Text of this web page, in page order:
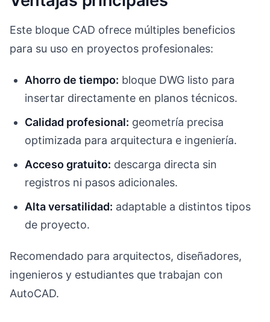
Este bloque CAD ofrece múltiples beneficios
para su uso en proyectos profesionales:
Ahorro de tiempo: bloque DWG listo para
insertar directamente en planos técnicos.
Calidad profesional: geometría precisa
optimizada para arquitectura e ingeniería.
Acceso gratuito: descarga directa sin
registros ni pasos adicionales.
Alta versatilidad: adaptable a distintos tipos
de proyecto.
Recomendado para arquitectos, diseñadores,
ingenieros y estudiantes que trabajan con
AutoCAD.